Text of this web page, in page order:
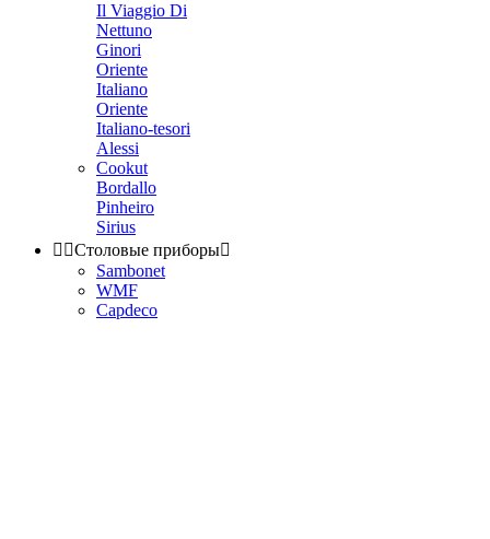
Il Viaggio Di
Nettuno
Ginori
Oriente
Italiano
Oriente
Italiano-tesori
Alessi
Cookut
Bordallo
Pinheiro
Sirius
 Столовые приборы
Sambonet
WMF
Capdeco